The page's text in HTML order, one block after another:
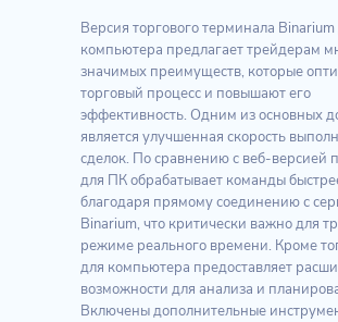
Версия торгового терминала Binarium
компьютера предлагает трейдерам
значимых преимуществ, которые
торговый процесс и повышают его
эффективность. Одним из основных
является улучшенная скорость
сделок. По сравнению с веб-версией
для ПК обрабатывает команды
благодаря прямому соединению с
Binarium, что критически важно для
режиме реального времени. Кроме
для компьютера предоставляет
возможности для анализа и
Включены дополнительные